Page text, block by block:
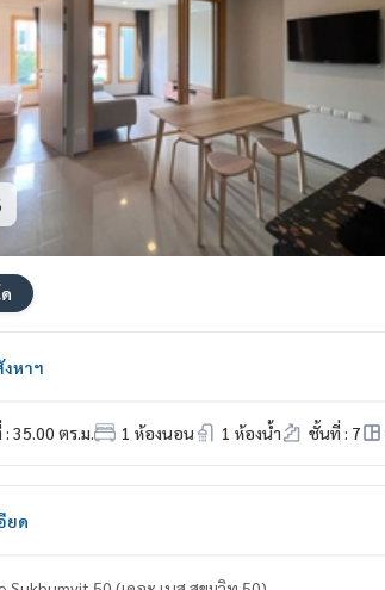
หาฯ
35.00 ตร.ม. 1 ห้องนอน 1 ห้องน้ำ ชั้นที่ : 7
ยด